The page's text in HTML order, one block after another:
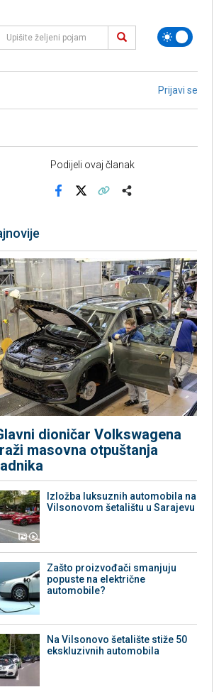
Prijavi se
Podijeli ovaj članak
dioničar Volkswagena
masovna otpuštanja
Izložba luksuznih automobila na
Vilsonovom šetalištu u Sarajevu
Zašto proizvođači smanjuju
popuste na električne
automobile?
Na Vilsonovo šetalište stiže 50
ekskluzivnih automobila